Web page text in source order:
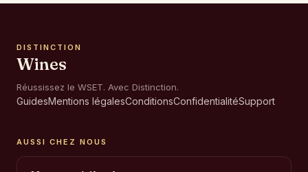
DISTINCTION
Wines
Réussissez le WSET. Avec Distinction.
GuidesMentions légalesConditionsConfidentialitéSupport
AUSSI CHEZ NOUS